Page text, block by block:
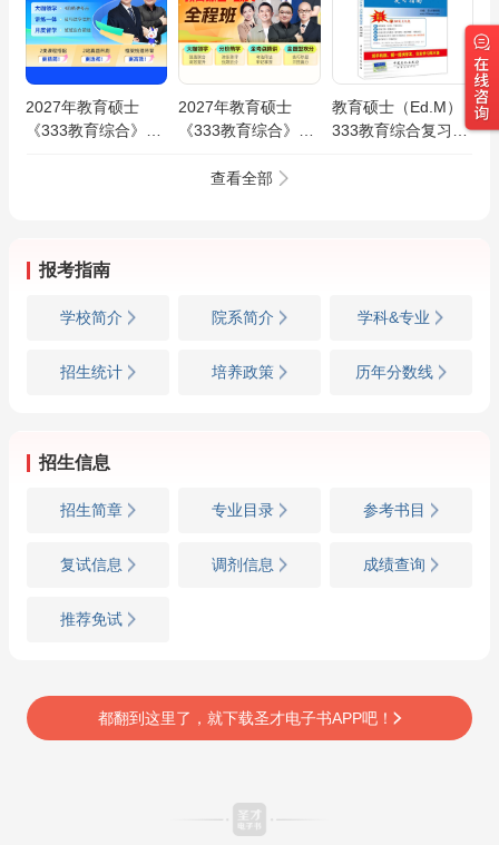
2027年教育硕士
《333教育综合》
2027年教育硕士
《333教育综合》全
教育硕士（Ed.M）
333教育综合复习指
查看全部
报考指南
学校简介 院系简介 学科&专业
招生统计 培养政策 历年分数线
招生信息
招生简章 专业目录 参考书目
复试信息 调剂信息 成绩查询
推荐免试
都翻到这里了，就下载圣才电子书APP吧！